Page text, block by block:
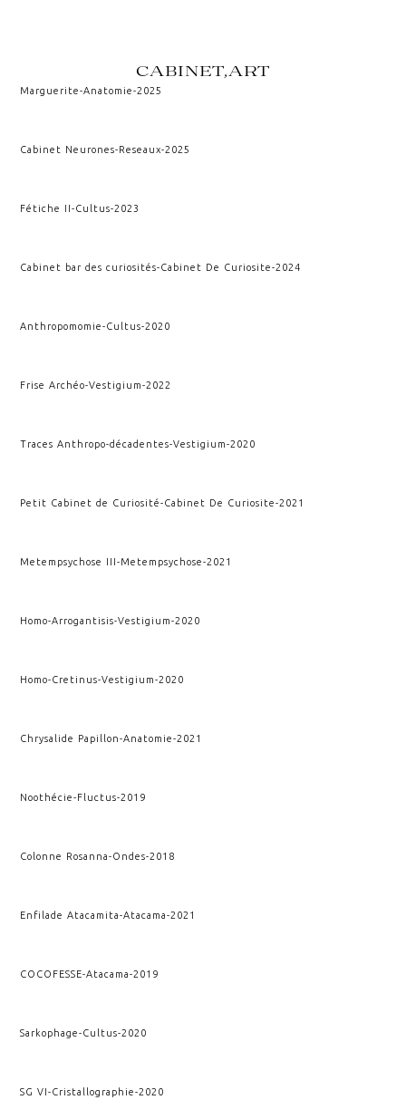
CABINET,ART
Marguerite-Anatomie-2025
Cabinet Neurones-Reseaux-2025
Fétiche II-Cultus-2023
Cabinet bar des curiosités-Cabinet De Curiosite-2024
Anthropomomie-Cultus-2020
Frise Archéo-Vestigium-2022
Traces Anthropo-décadentes-Vestigium-2020
Petit Cabinet de Curiosité-Cabinet De Curiosite-2021
Metempsychose III-Metempsychose-2021
Homo-Arrogantisis-Vestigium-2020
Homo-Cretinus-Vestigium-2020
Chrysalide Papillon-Anatomie-2021
Noothécie- Fluctus-2019
Colonne Rosanna-Ondes-2018
Enfilade Atacamita-Atacama-2021
COCOFESSE-Atacama-2019
Sarkophage-Cultus-2020
SG VI-Cristallographie-2020